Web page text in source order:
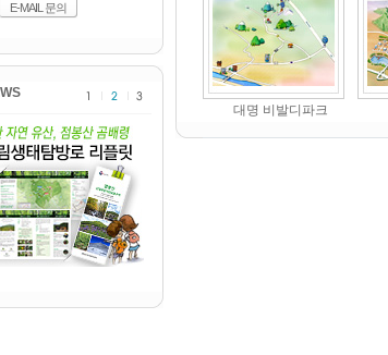
E-MAIL 문의
대명 비발디파크